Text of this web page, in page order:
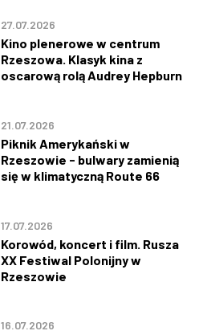
27.07.2026
Kino plenerowe w centrum
Rzeszowa. Klasyk kina z
oscarową rolą Audrey Hepburn
21.07.2026
Piknik Amerykański w
Rzeszowie - bulwary zamienią
się w klimatyczną Route 66
17.07.2026
Korowód, koncert i film. Rusza
XX Festiwal Polonijny w
Rzeszowie
16.07.2026